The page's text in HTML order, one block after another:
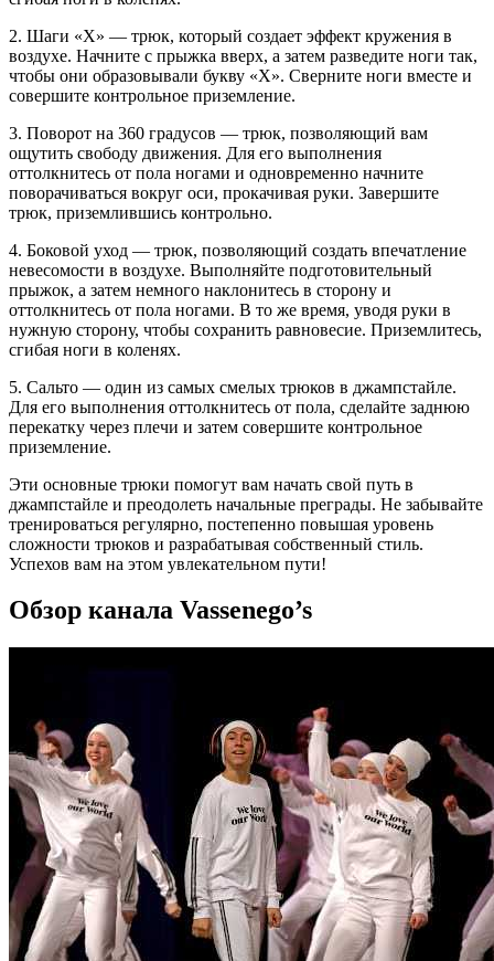
2. Шаги «Х» — трюк, который создает эффект кружения в
воздухе. Начните с прыжка вверх, а затем разведите ноги так,
чтобы они образовывали букву «Х». Сверните ноги вместе и
совершите контрольное приземление.
3. Поворот на 360 градусов — трюк, позволяющий вам
ощутить свободу движения. Для его выполнения
оттолкнитесь от пола ногами и одновременно начните
поворачиваться вокруг оси, прокачивая руки. Завершите
трюк, приземлившись контрольно.
4. Боковой уход — трюк, позволяющий создать впечатление
невесомости в воздухе. Выполняйте подготовительный
прыжок, а затем немного наклонитесь в сторону и
оттолкнитесь от пола ногами. В то же время, уводя руки в
нужную сторону, чтобы сохранить равновесие. Приземлитесь,
сгибая ноги в коленях.
5. Сальто — один из самых смелых трюков в джампстайле.
Для его выполнения оттолкнитесь от пола, сделайте заднюю
перекатку через плечи и затем совершите контрольное
приземление.
Эти основные трюки помогут вам начать свой путь в
джампстайле и преодолеть начальные преграды. Не забывайте
тренироваться регулярно, постепенно повышая уровень
сложности трюков и разрабатывая собственный стиль.
Успехов вам на этом увлекательном пути!
Обзор канала Vassenego’s